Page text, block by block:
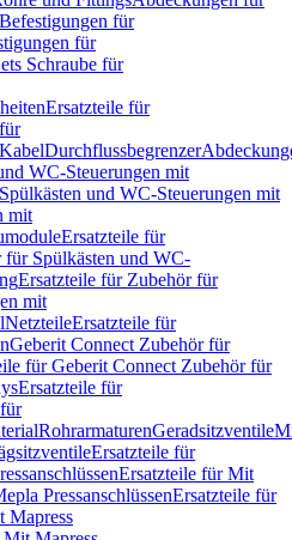
Befestigungen für
für
Schraube für
Ersatzteile für
KabelDurchflussbegrenzer
WC-Steuerungen mit
und WC-Steuerungen mit
mit
Ersatzteile für
für Spülkästen und WC-
Ersatzteile für Zubehör für
mit
NetzteileErsatzteile für
Geberit Connect Zubehör für
für Geberit Connect Zubehör für
Ersatzteile für
RohrarmaturenGeradsitzventile
Ersatzteile für
Ersatzteile für Mit
PressanschlüssenErsatzteile für
Mapress